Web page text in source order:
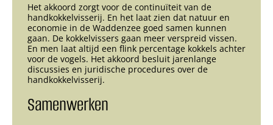
Het akkoord zorgt voor de continuïteit van de
handkokkelvisserij. En het laat zien dat natuur en
economie in de Waddenzee goed samen kunnen
gaan. De kokkelvissers gaan meer verspreid vissen.
En men laat altijd een flink percentage kokkels achter
voor de vogels. Het akkoord besluit jarenlange
discussies en juridische procedures over de
handkokkelvisserij.
Samenwerken